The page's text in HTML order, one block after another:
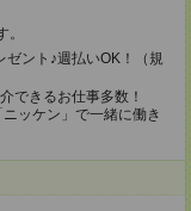
ント♪週払いOK！（規
できるお仕事多数！
ッケン」で一緒に働き